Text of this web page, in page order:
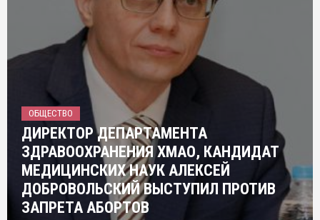
ОБЩЕСТВО
ДИРЕКТОР ДЕПАРТАМЕНТА
ЗДРАВООХРАНЕНИЯ ХМАО, КАНДИДАТ
МЕДИЦИНСКИХ НАУК АЛЕКСЕЙ
ДОБРОВОЛЬСКИЙ ВЫСТУПИЛ ПРОТИВ
ЗАПРЕТА АБОРТОВ